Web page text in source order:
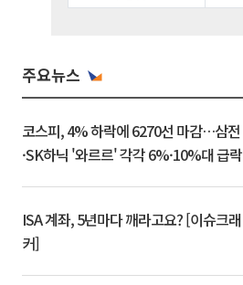
주요뉴스
코스피, 4% 하락에 6270선 마감…삼전
·SK하닉 '와르르' 각각 6%·10%대 급락
ISA 계좌, 5년마다 깨라고요? [이슈크래
커]